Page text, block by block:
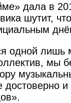
дала в
шутит,
одной лишь
мы